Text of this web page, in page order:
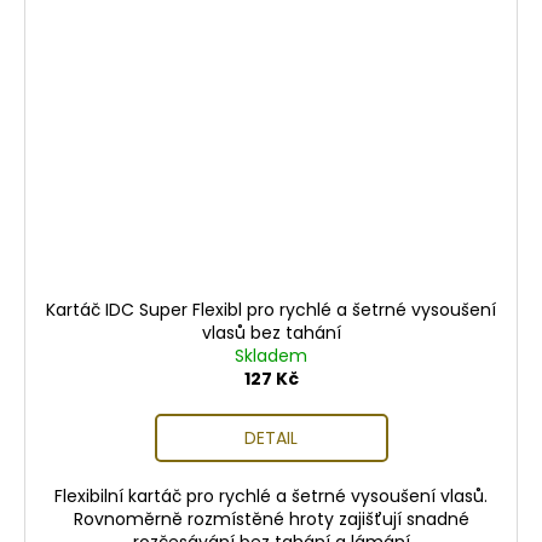
Kartáč IDC Super Flexibl pro rychlé a šetrné vysoušení
vlasů bez tahání
Skladem
127 Kč
DETAIL
Flexibilní kartáč pro rychlé a šetrné vysoušení vlasů.
Rovnoměrně rozmístěné hroty zajišťují snadné